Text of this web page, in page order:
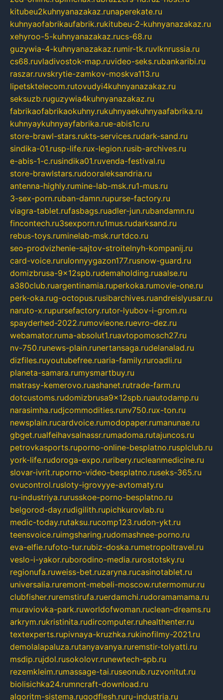
kitubeu2kuhnyanazakaz.runaperekate.ru
kuhnyaofabrikaufabrik.rukitubeu-2-kuhnyanazakaz.ru
xehyroo-5-kuhnyanazakaz.rucs-68.ru
guzywia-4-kuhnyanazakaz.rumir-tk.ruvlknrussia.ru
cs68.ruvladivostok-map.ruvideo-seks.rubankaribi.ru
raszar.ruvskrytie-zamkov-moskva113.ru
lipetsktelecom.rutovudyi4kuhnyanazakaz.ru
seksuzb.ruguzywia4kuhnyanazakaz.ru
fabrikaofabrikaokuhny.rukuhnyaekuhnyaafabrika.ru
kuhnyaykuhnyayfabrika.rue-abis1c.ru
store-brawl-stars.rukts-services.rudark-sand.ru
sindika-01.rusp-life.rux-legion.rusib-archives.ru
e-abis-1-c.rusindika01.ruvenda-festival.ru
store-brawlstars.rudooraleksandria.ru
antenna-highly.rumine-lab-msk.ru1-mus.ru
3-sex-porn.ruban-damn.rupurse-factory.ru
viagra-tablet.rufasbags.ruadler-jun.rubandamn.ru
fincontech.ru3sexporn.ru1mus.rudarksand.ru
rebus-toys.ruminelab-msk.rurtdco.ru
seo-prodvizhenie-sajtov-stroitelnyh-kompanij.ru
card-voice.rurulonnyygazon177.rusnow-guard.ru
domizbrusa-9x12spb.rudemaholding.ruaalse.ru
a380club.ruargentinamia.ruperkoka.rumovie-one.ru
perk-oka.rug-octopus.rusibarchives.ruandreislyusar.ru
naruto-x.rupursefactory.rutor-lyubov-i-grom.ru
spayderhed-2022.rumovieone.ruevro-dez.ru
webamator.ruma-absolut1.ruavtopomosch27.ru
nv-750.runews-plain.runertansaga.rudelanalad.ru
dizfiles.ruyoutubefree.ruaria-family.ruroadli.ru
planeta-samara.rumysmartbuy.ru
matrasy-kemerovo.ruashanet.rutrade-farm.ru
dotcustoms.rudomizbrusa9x12spb.ruautodamp.ru
narasimha.rudjcommodities.runv750.rux-ton.ru
newsplain.rucardvoice.rumodopaper.rumanunae.ru
gbget.rualfeihavsalnassr.rumadoma.rutajuncos.ru
petrovkasports.ruporno-online-besplatno.rusplclub.ru
york-life.rudoroga-expo.ruribery.rucleanmedicine.ru
slovar-ivrit.ruporno-video-besplatno.ruseks-365.ru
ovucontrol.rusloty-igrovyye-avtomaty.ru
ru-industriya.rurusskoe-porno-besplatno.ru
belgorod-day.rudigilith.rupichkurovlab.ru
medic-today.rutaksu.rucomp123.rudon-ykt.ru
teensvoice.ruimgsharing.rudomashnee-porno.ru
eva-elfie.rufoto-tur.rubiz-doska.rumetropoltravel.ru
veslo-i-yakor.ruborodino-media.rurostotsky.ru
regionufa.ruweiss-bet.ruzaryna.rucasinotablet.ru
universalia.ruremont-mebeli-moscow.rutermomur.ru
clubfisher.ruremstirufa.ruerdamchi.rudoramamama.ru
muraviovka-park.ruworldofwoman.ruclean-dreams.ru
arkrym.rukristinita.rudircomputer.ruhealthenter.ru
textexperts.rupivnaya-kruzhka.rukinofilmy-2021.ru
demolalapaluza.rutanyavanya.ruremstir-tolyatti.ru
msdip.rujdol.rusokolovr.runewtech-spb.ru
rezemkleim.rumassage-tai.ruseonub.ruzvonitut.ru
biolisichka24.rumncraft-download.ru
algoritm-sistema.rugodflesh.ruru-industria.ru